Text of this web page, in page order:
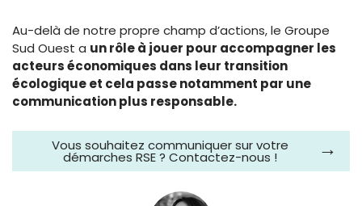
Au-delà de notre propre champ d’actions, le Groupe
Sud Ouest a un rôle à jouer pour accompagner les
acteurs économiques dans leur transition
écologique et cela passe notamment par une
communication plus responsable.
Vous souhaitez communiquer sur votre
démarches RSE ? Contactez-nous !